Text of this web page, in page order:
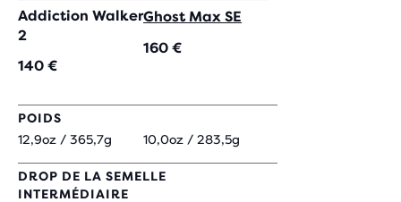
Addiction Walker
2
140 €
Ghost Max SE
160 €
POIDS
12,9oz / 365,7g
10,0oz / 283,5g
DROP DE LA SEMELLE
INTERMÉDIAIRE